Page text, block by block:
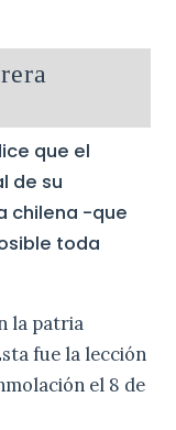
que el
de su
chilena -que
toda
la patria
fue la lección
el 8 de